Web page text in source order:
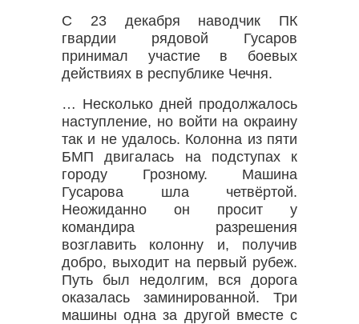
С 23 декабря наводчик ПК
гвардии рядовой Гусаров
принимал участие в боевых
действиях в республике Чечня.
… Несколько дней продолжалось
наступление, но войти на окраину
так и не удалось. Колонна из пяти
БМП двигалась на подступах к
городу Грозному. Машина
Гусарова шла четвёртой.
Неожиданно он просит у
командира разрешения
возглавить колонну и, получив
добро, выходит на первый рубеж.
Путь был недолгим, вся дорога
оказалась заминированной. Три
машины одна за другой вместе с